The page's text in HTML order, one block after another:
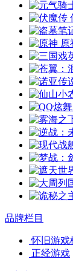
原
品牌栏目
怀旧游戏
正经游戏